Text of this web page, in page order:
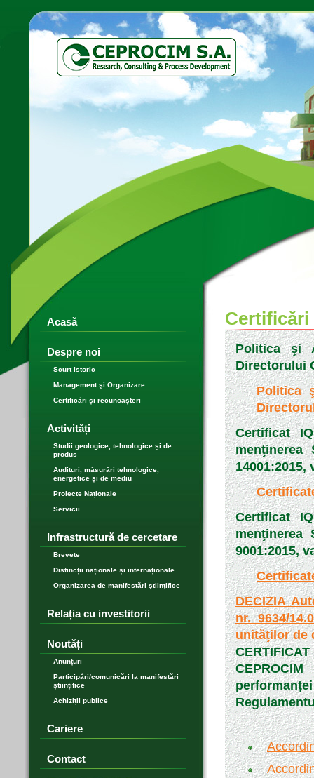
Certificări
Politica şi
Directorului
Politica
Certificat
menţinerea
14001:2015,
Certificat
menţinerea
9001:2015,
DECIZIA
nr. 9634/
unităţilor de
Acasă
Despre noi
Scurt istoric
Management şi Organizare
Certificări și recunoașteri
Activități
Studii geologice, tehnologice și de
produs
Audituri, măsurări tehnologice,
energetice și de mediu
Proiecte Naționale
Servicii
Infrastructură de cercetare
Brevete
Distincții naționale și internaționale
Organizarea de manifestări ştiinţifice
Relația cu investitorii
Noutăți
Anunțuri
Participări/comunicări la manifestări
științifice
Achiziții publice
Cariere
Contact